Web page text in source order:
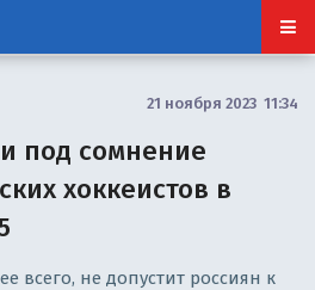
21 ноября 2023 11:34
под сомнение
хоккеистов в
всего, не допустит россиян к